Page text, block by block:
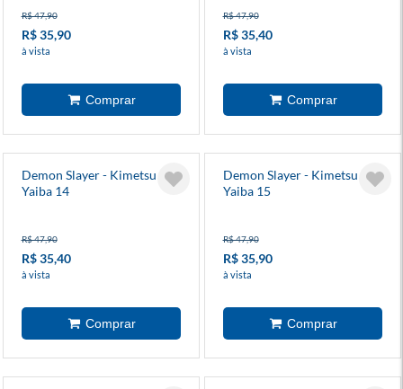
R$ 47,90
R$ 35,90
à vista
R$ 47,90
R$ 35,40
à vista
Demon Slayer - Kimetsu No
Yaiba 14
R$ 47,90
R$ 35,40
à vista
Demon Slayer - Kimetsu No
Yaiba 15
R$ 47,90
R$ 35,90
à vista